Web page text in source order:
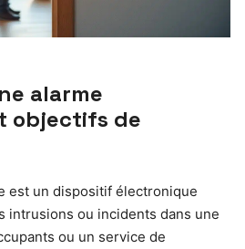
alarme
objectifs de
est un dispositif électronique
intrusions ou incidents dans une
ou un service de